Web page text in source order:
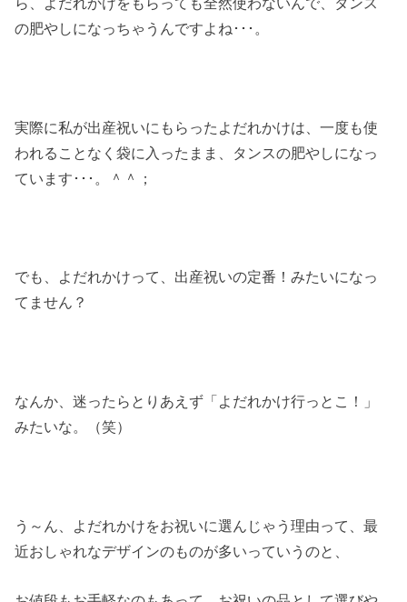
の肥やしになっちゃうんですよね･･･。
実際に私が出産祝いにもらったよだれかけは、一度も使
われることなく袋に入ったまま、タンスの肥やしになっ
ています･･･。＾＾；
でも、よだれかけって、出産祝いの定番！みたいになっ
てません？
なんか、迷ったらとりあえず「よだれかけ行っとこ！」
みたいな。（笑）
う～ん、よだれかけをお祝いに選んじゃう理由って、最
近おしゃれなデザインのものが多いっていうのと、